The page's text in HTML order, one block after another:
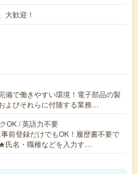
大歓迎！
備で働きやすい環境！電子部品の製
よびそれらに付随する業務…
OK / 英語力不要
前登録だけでもOK！履歴書不要で
氏名・職種などを入力す…